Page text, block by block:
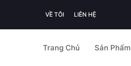
VỀ TÔI LIÊN HỆ
Trang Chủ Sản Phẩm